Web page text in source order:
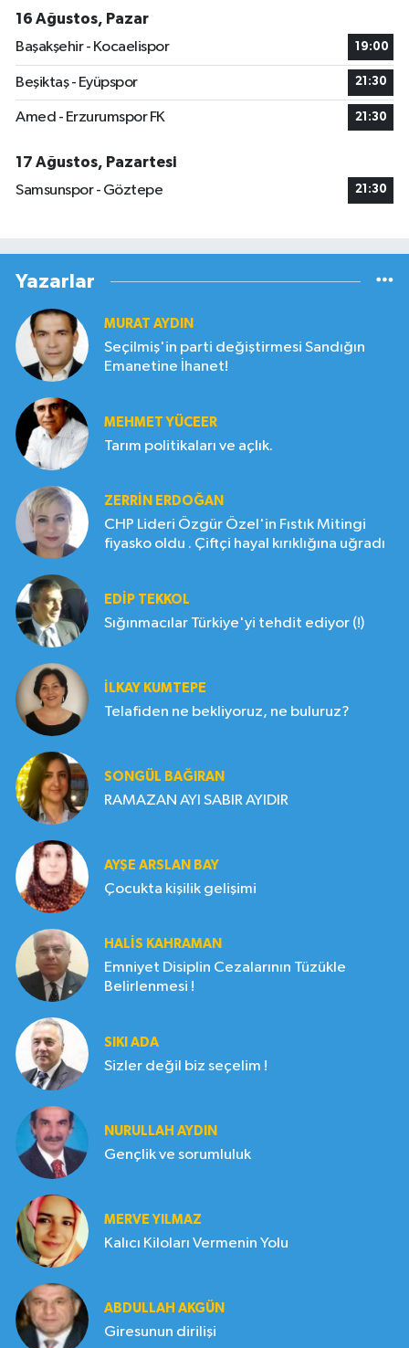
16 Ağustos, Pazar
Başakşehir - Kocaelispor
19:00
Beşiktaş - Eyüpspor 21:30
Amed - Erzurumspor FK 21:30
17 Ağustos, Pazartesi
Samsunspor - Göztepe
21:30
Yazarlar
MURAT AYDIN
Seçilmiş'in parti değiştirmesi Sandığın
Emanetine İhanet!
MEHMET YÜCEER
Tarım politikaları ve açlık.
ZERRIN ERDOĞAN
CHP Lideri Özgür Özel'in Fıstık Mitingi
fiyasko oldu . Çiftçi hayal kırıklığına uğradı
EDIP TEKKOL
Sığınmacılar Türkiye'yi tehdit ediyor (!)
İLKAY KUMTEPE
Telafiden ne bekliyoruz, ne buluruz?
SONGÜL BAĞIRAN
RAMAZAN AYI SABIR AYIDIR
AYŞE ARSLAN BAY
Çocukta kişilik gelişimi
HALIS KAHRAMAN
Emniyet Disiplin Cezalarının Tüzükle
Belirlenmesi !
SIKI ADA
Sizler değil biz seçelim !
NURULLAH AYDIN
Gençlik ve sorumluluk
MERVE YILMAZ
Kalıcı Kiloları Vermenin Yolu
ABDULLAH AKGÜN
Giresunun dirilişi